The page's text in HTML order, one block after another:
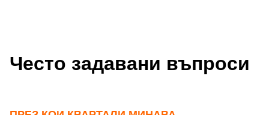
Често задавани въпроси